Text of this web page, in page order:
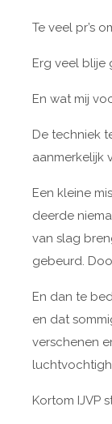
Te veel pr’s
Erg veel blije
En wat mij
De techniek
aanmerkelijk
Een kleine
deerde
van slag
gebeurd.
En dan te
en dat
verschenen
Kortom IJVP